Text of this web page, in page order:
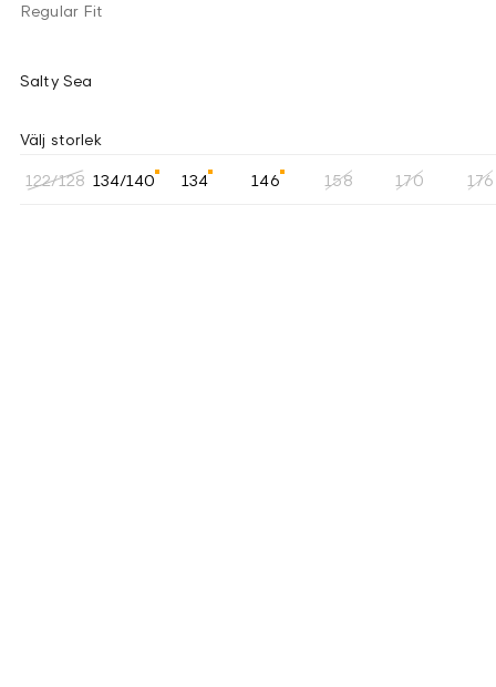
Regular Fit
Salty Sea
Välj storlek
122/128 134/140 134 146 158 170 176